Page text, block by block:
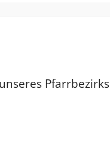
Pfarrbezirks